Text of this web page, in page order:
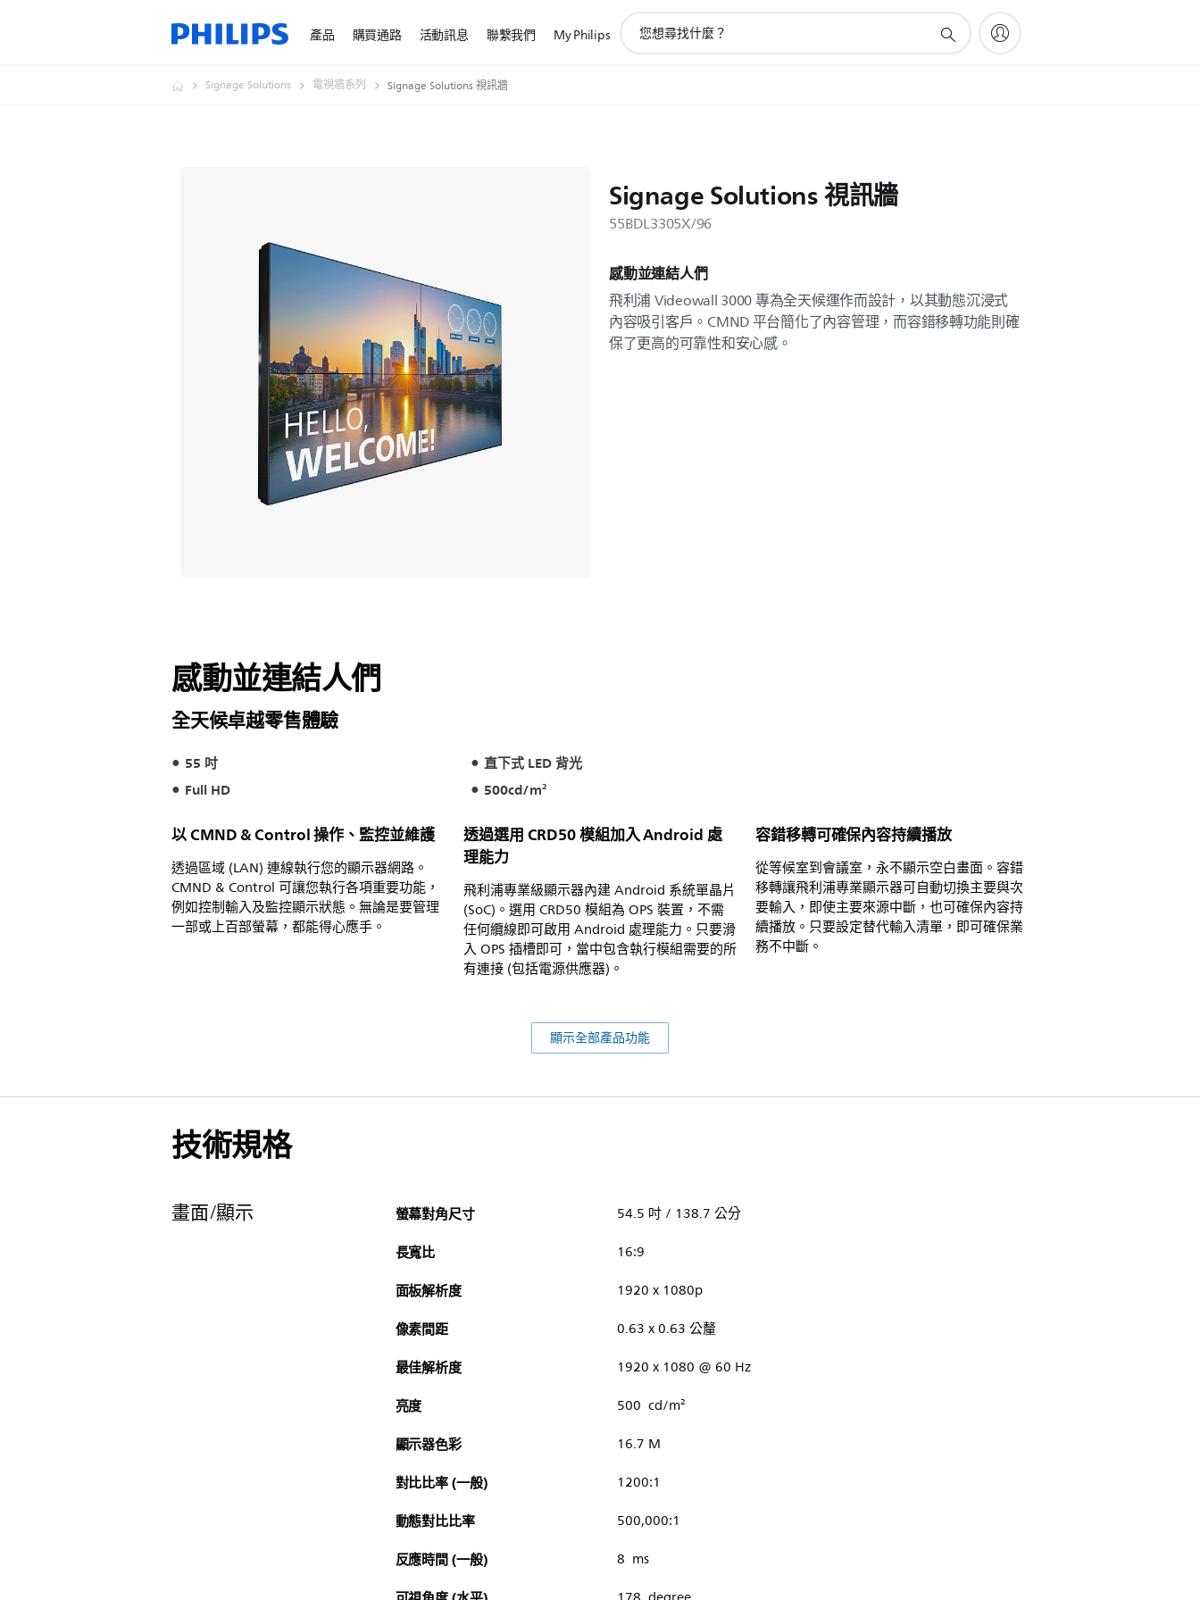
產品 購買通路 活動訊息 聯繫我們 My Philips
Signage Solutions 電視牆系列 Signage Solutions 視訊牆
Signage Solutions 視訊牆
55BDL3305X/96
感動並連結人們
飛利浦 Videowall 3000 專為全天候運作而設計，以其動態沉浸式
內容吸引客戶。CMND 平台簡化了內容管理，而容錯移轉功能則確
保了更高的可靠性和安心感。
感動並連結人們
全天候卓越零售體驗
55 吋
直下式 LED 背光
Full HD
500cd/m²
以 CMND & Control 操作、監控並維護
透過區域 (LAN) 連線執行您的顯示器網路。
CMND & Control 可讓您執行各項重要功能，
例如控制輸入及監控顯示狀態。無論是要管理
一部或上百部螢幕，都能得心應手。
透過選用 CRD50 模組加入 Android 處
理能力
飛利浦專業級顯示器內建 Android 系統單晶片
(SoC)。選用 CRD50 模組為 OPS 裝置，不需
任何纜線即可啟用 Android 處理能力。只要滑
入 OPS 插槽即可，當中包含執行模組需要的所
有連接 (包括電源供應器)。
容錯移轉可確保內容持續播放
從等候室到會議室，永不顯示空白畫面。容錯
移轉讓飛利浦專業顯示器可自動切換主要與次
要輸入，即使主要來源中斷，也可確保內容持
續播放。只要設定替代輸入清單，即可確保業
務不中斷。
顯示全部產品功能
技術規格
畫面/顯示 螢幕對角尺寸 54.5 吋 / 138.7 公分
長寬比 16:9
面板解析度 1920 x 1080p
像素間距 0.63 x 0.63 公釐
最佳解析度 1920 x 1080 @ 60 Hz
亮度 500 cd/m²
顯示器色彩 16.7 M
對比比率 (一般) 1200:1
動態對比比率 500,000:1
反應時間 (一般) 8 ms